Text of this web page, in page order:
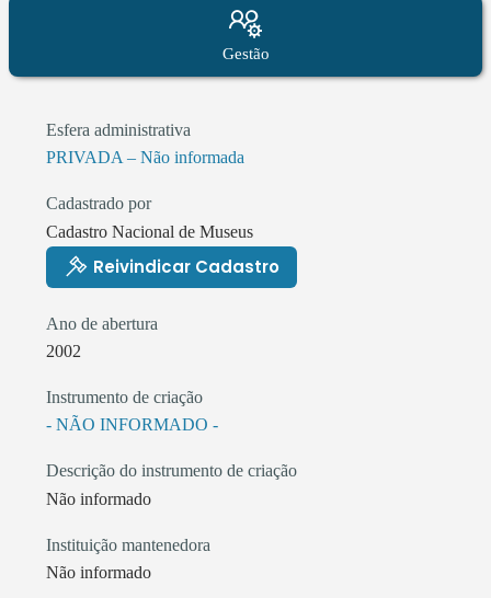
Gestão
Esfera administrativa
PRIVADA – Não informada
Cadastrado por
Cadastro Nacional de Museus
Reivindicar Cadastro
Ano de abertura
2002
Instrumento de criação
- NÃO INFORMADO -
Descrição do instrumento de criação
Não informado
Instituição mantenedora
Não informado